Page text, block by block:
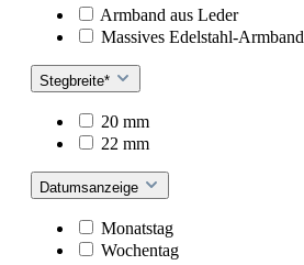
Armband aus Leder
Massives Edelstahl-Armband
Stegbreite*
20 mm
22 mm
Datumsanzeige
Monatstag
Wochentag